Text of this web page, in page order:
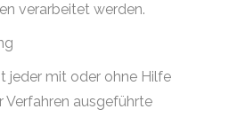
verarbeitet werden.
jeder mit oder ohne Hilfe
Verfahren ausgeführte